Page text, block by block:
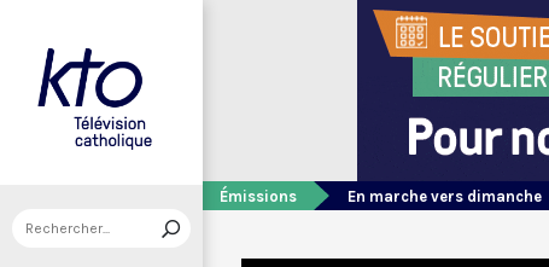
Émissions En marche vers dimanche